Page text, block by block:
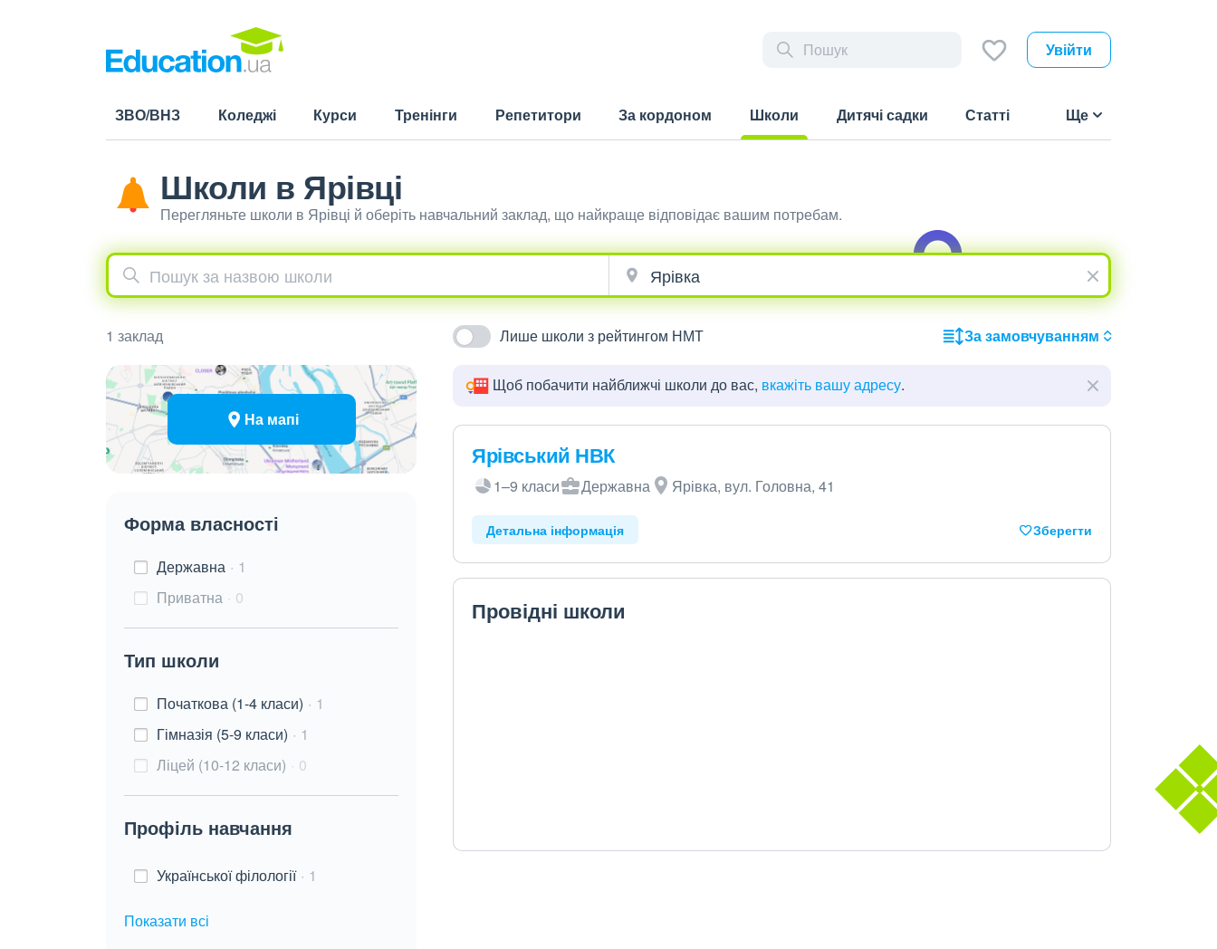
Увійти
ЗВО/ВНЗ Коледжі Курси Тренінги Репетитори За кордоном
Школи
Дитячі садки Статті Ще
Школи в Ярівці
Перегляньте школи в Ярівці й оберіть навчальний заклад, що найкраще відповідає вашим потребам.
1 заклад Лише школи з рейтингом НМТ За замовчуванням
На мапі
Форма власності
Державна
1
Приватна
0
Тип школи
Початкова (1-4 класи)
1
Гімназія (5-9 класи)
1
Ліцей (10-12 класи)
0
Профіль навчання
Української філології 1
Показати всі
Щоб побачити найближчі школи до вас, вкажіть вашу адресу.
Ярівський НВК
1–9 класи Державна Ярівка, вул. Головна, 41
Детальна інформація Зберегти
Провідні школи